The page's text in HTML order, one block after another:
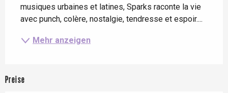
musiques urbaines et latines, Sparks raconte la vie
avec punch, colère, nostalgie, tendresse et espoir....
Mehr anzeigen
Preise